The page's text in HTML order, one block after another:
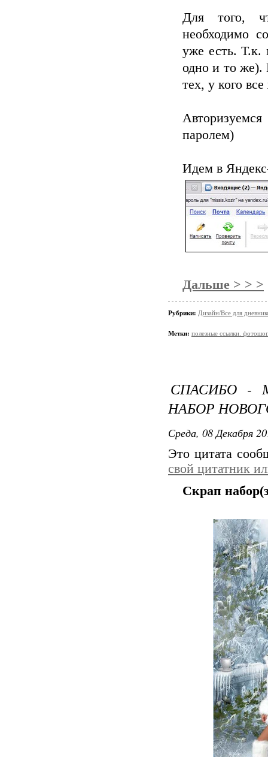
Для того,
необходимо
уже есть. Т.к.
одно и то же).
тех, у кого
паролем)
Идем в
Дальше > > >
Рубрики: Дизайн/Все для
Метки: полезные ссылки.
СПАСИБО -
НАБОР
Среда, 08 Декабря
Это цитата
свой цитатник
Скрап